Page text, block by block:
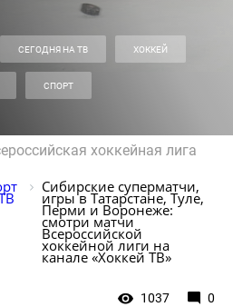
СЕГОДНЯ НА ТВ ХОККЕЙ
СПОРТ
хоккейная лига
Сибирские суперматчи,
игры в Татарстане, Туле,
Перми и Воронеже:
смотри матчи
Всероссийской
хоккейной лиги на
канале «Хоккей ТВ»
1037 0